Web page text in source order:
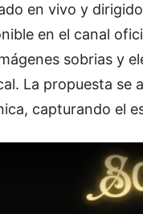
en vivo y dirigido
en el canal
sobrias y
La propuesta se
capturando el